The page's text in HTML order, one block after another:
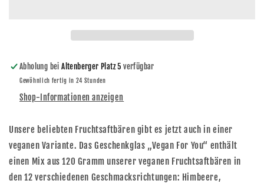
Abholung beiAltenberger Platz 5 verfügbar
Gewöhnlich fertig in 24 Stunden
Shop-Informationen anzeigen
Unsere beliebten Fruchtsaftbären gibt es jetzt auch in einer
veganen Variante. Das Geschenkglas „Vegan For You“ enthält
einen Mix aus 120 Gramm unserer veganen Fruchtsaftbären in
den 12 verschiedenen Geschmacksrichtungen: Himbeere,